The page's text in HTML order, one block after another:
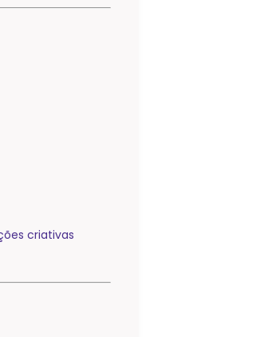
criativas